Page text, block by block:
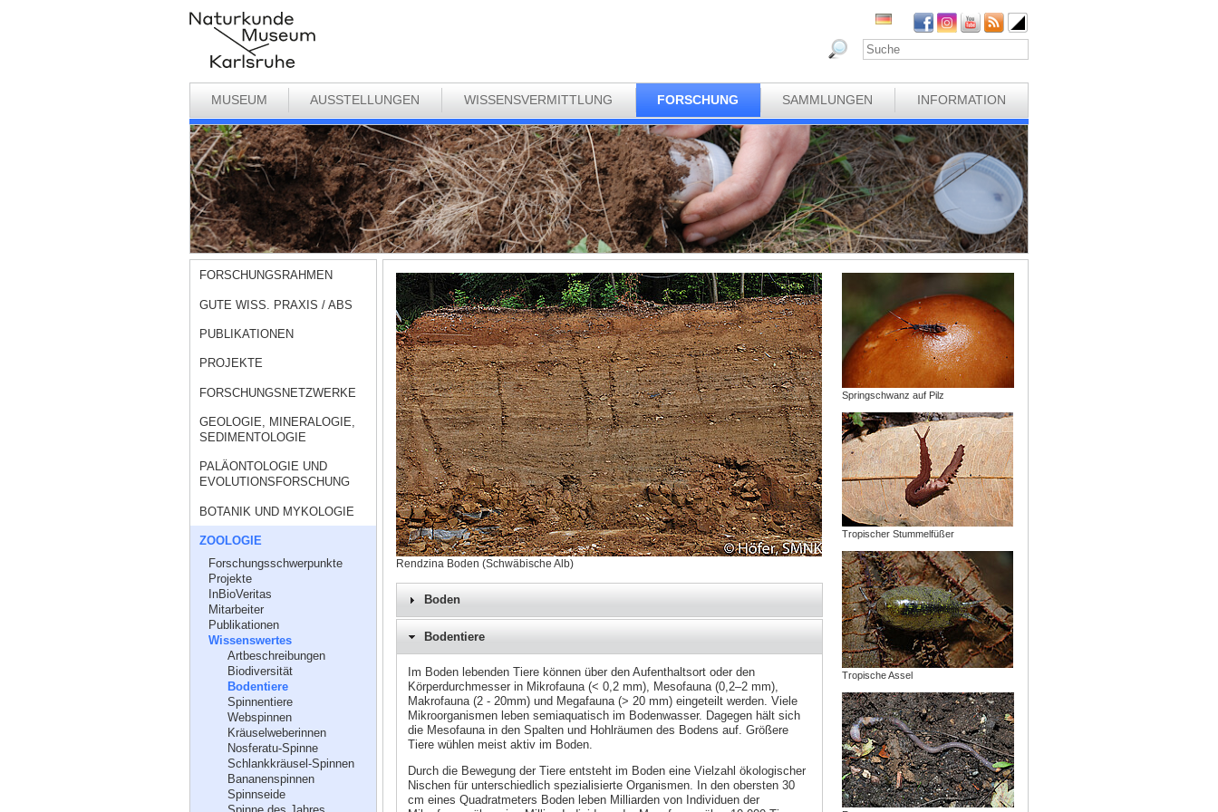
MUSEUM AUSSTELLUNGEN WISSENSVERMITTLUNG FORSCHUNG SAMMLUNGEN INFORMATION
FORSCHUNGSRAHMEN
GUTE WISS. PRAXIS / ABS
PUBLIKATIONEN
PROJEKTE
FORSCHUNGSNETZWERKE
GEOLOGIE, MINERALOGIE,
SEDIMENTOLOGIE
PALÄONTOLOGIE UND
EVOLUTIONSFORSCHUNG
BOTANIK UND MYKOLOGIE
ZOOLOGIE
Forschungsschwerpunkte
Projekte
InBioVeritas
Mitarbeiter
Publikationen
Wissenswertes
Artbeschreibungen
Biodiversität
Bodentiere
Spinnentiere
Webspinnen
Kräuselweberinnen
Nosferatu-Spinne
Schlankkräusel-Spinnen
Bananenspinnen
Spinnseide
Rendzina Boden (Schwäbische Alb)
Boden
Bodentiere
Im Boden lebenden Tiere können über den Aufenthaltsort oder den
Körperdurchmesser in Mikrofauna (< 0,2 mm), Mesofauna (0,2–2 mm),
Makrofauna (2 - 20mm) und Megafauna (> 20 mm) eingeteilt werden. Viele
Mikroorganismen leben semiaquatisch im Bodenwasser. Dagegen hält sich
die Mesofauna in den Spalten und Hohlräumen des Bodens auf. Größere
Tiere wühlen meist aktiv im Boden.
Durch die Bewegung der Tiere entsteht im Boden eine Vielzahl ökologischer
Nischen für unterschiedlich spezialisierte Organismen. In den obersten 30
cm eines Quadratmeters Boden leben Milliarden von Individuen der
Springschwanz auf Pilz
Tropischer Stummelfüßer
Tropische Assel